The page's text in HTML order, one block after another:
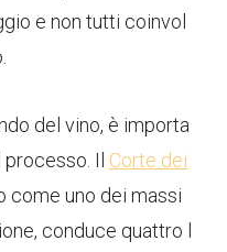
e non tutti coinvol
del vino, è importa
Il Corte dei
come uno dei massi
conduce quattro l